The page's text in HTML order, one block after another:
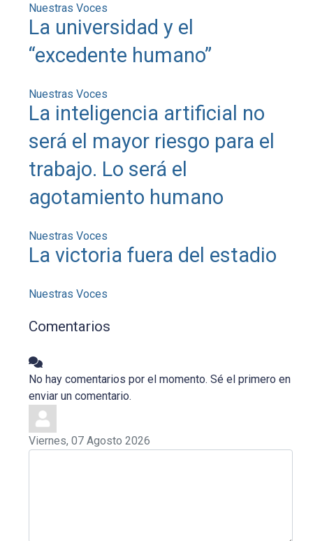
Nuestras Voces
La universidad y el
“excedente humano”
Nuestras Voces
La inteligencia artificial no
será el mayor riesgo para el
trabajo. Lo será el
agotamiento humano
Nuestras Voces
La victoria fuera del estadio
Nuestras Voces
Comentarios
No hay comentarios por el momento. Sé el primero en
enviar un comentario.
Viernes, 07 Agosto 2026